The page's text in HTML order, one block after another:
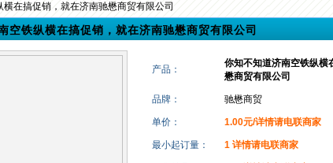
在搞促销，就在济南驰懋商贸有限公司
空铁纵横在搞促销，就在济南驰懋商贸有限公司
产品：
你知不知道济南空铁纵横
懋商贸有限公司
品牌： 驰懋商贸
单价： 1.00元/详情请电联商家
最小起订量： 1 详情请电联商家